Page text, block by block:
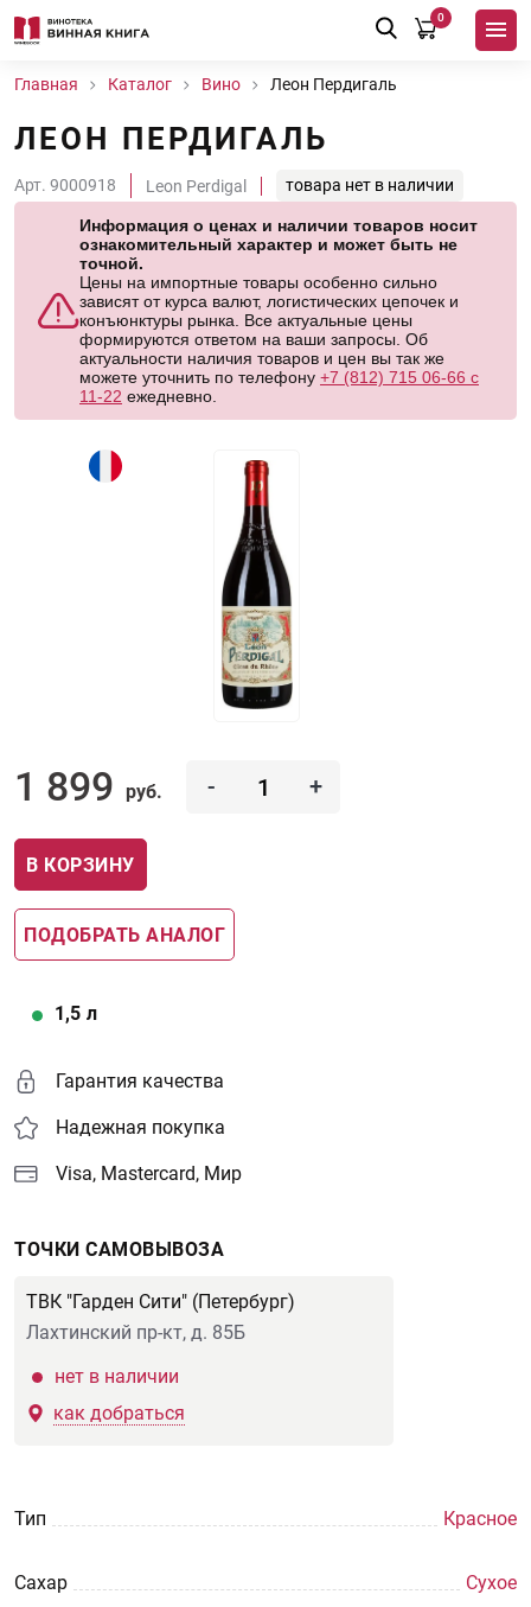
0
Главная Каталог Вино Леон Пердигаль
ЛЕОН ПЕРДИГАЛЬ
Арт. 9000918 Leon Perdigal товара нет в наличии
Информация о ценах и наличии товаров носит
ознакомительный характер и может быть не
точной.
Цены на импортные товары особенно сильно
зависят от курса валют, логистических цепочек и
конъюнктуры рынка. Все актуальные цены
формируются ответом на ваши запросы. Об
актуальности наличия товаров и цен вы так же
можете уточнить по телефону +7 (812) 715 06-66 с
11-22 ежедневно.
1 899 руб. - +
В КОРЗИНУ
ПОДОБРАТЬ АНАЛОГ
1,5 л
Гарантия качества
Надежная покупка
Visa, Mastercard, Мир
ТОЧКИ САМОВЫВОЗА
ТВК "Гарден Сити" (Петербург)
Лахтинский пр-кт, д. 85Б
нет в наличии
как добраться
Тип Красное
Сахар Сухое